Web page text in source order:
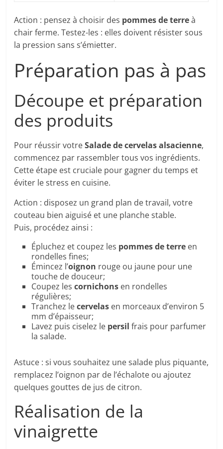
Action : pensez à choisir des pommes de terreà
chair ferme. Testez-les : elles doivent résister sous
la pression sans s’émietter.
Préparation pas à pas
Découpe et préparation
des produits
Pour réussir votreSalade de cervelas alsacienne,
commencez par rassembler tous vos ingrédients.
Cette étape est cruciale pour gagner du temps et
éviter le stress en cuisine.
Action : disposez un grand plan de travail, votre
couteau bien aiguisé et une planche stable.
Puis, procédez ainsi :
Épluchez et coupez les pommes de terre en
rondelles fines;
Émincez l’oignon rouge ou jaune pour une
touche de douceur;
Coupez lescornichons en rondelles
régulières;
Tranchez lecervelas en morceaux d’environ 5
mm d’épaisseur;
Lavez puis ciselez le persil frais pour parfumer
la salade.
Astuce : si vous souhaitez une salade plus piquante,
remplacez l’oignon par de l’échalote ou ajoutez
quelques gouttes de jus de citron.
Réalisation de la
vinaigrette